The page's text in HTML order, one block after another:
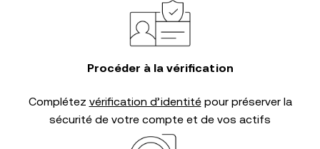
Procéder à la vérification
Complétez vérification d’identitépour préserver la
sécurité de votre compte et de vos actifs